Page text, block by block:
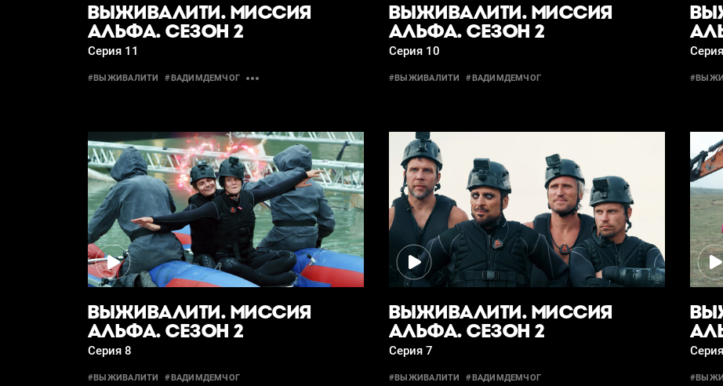
ВЫЖИВАЛИТИ. МИССИЯ
АЛЬФА. СЕЗОН 2
Серия 11
#ВЫЖИВАЛИТИ #ВАДИМДЕМЧОГ
ВЫЖИВАЛИТИ. МИССИЯ
АЛЬФА. СЕЗОН 2
Серия 10
#ВЫЖИВАЛИТИ #ВАДИМДЕМЧОГ
ВЫЖИВАЛИТИ. МИССИЯ
АЛЬФА. СЕЗОН 2
Серия 8
#ВЫЖИВАЛИТИ #ВАДИМДЕМЧОГ
ВЫЖИВАЛИТИ. МИССИЯ
АЛЬФА. СЕЗОН 2
Серия 7
#ВЫЖИВАЛИТИ #ВАДИМДЕМЧОГ